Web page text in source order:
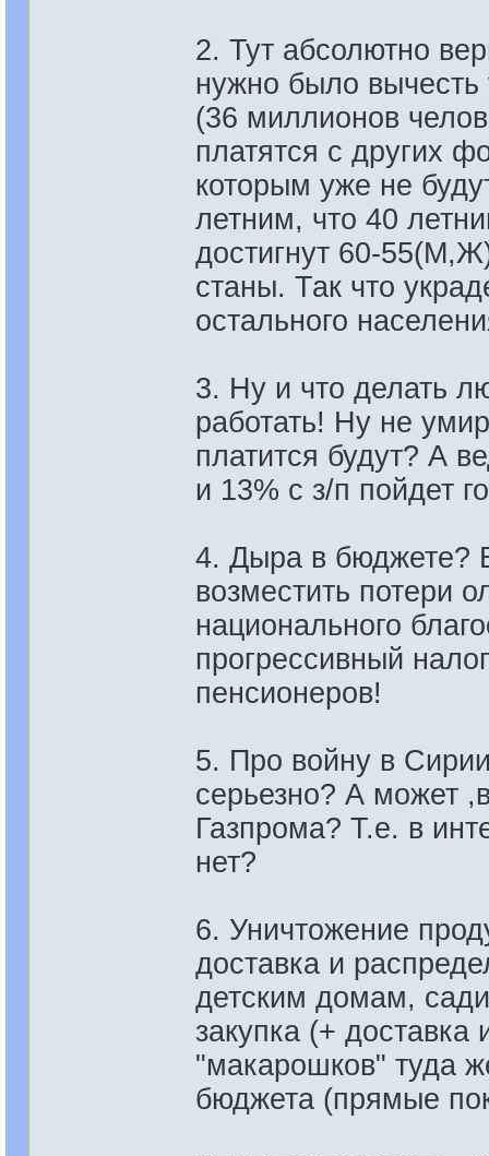
2. Тут абсолютно
нужно было
(36 миллионов
платятся с других
которым уже не
летним, что 40
достигнут 60-
станы. Так что
остального
3. Ну и что делать
работать! Ну не
платится будут? А
и 13% с з/п пойдет
4. Дыра в бюджете?
возместить потери
национального
прогрессивный
пенсионеров!
5. Про войну в
серьезно? А может
Газпрома? Т.е. в
нет?
6. Уничтожение
доставка и
детским домам,
закупка (+ доставка
"макарошков" туда
бюджета (прямые